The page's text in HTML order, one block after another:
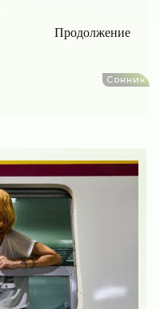
Продолжение
Сонник